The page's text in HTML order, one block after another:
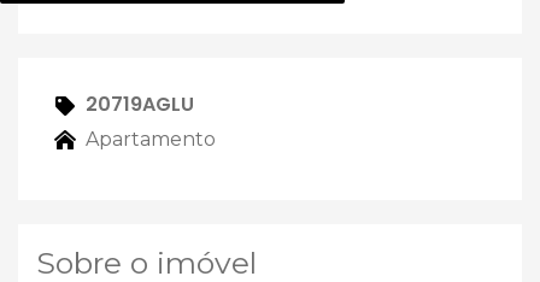
20719AGLU
Apartamento
Sobre o imóvel